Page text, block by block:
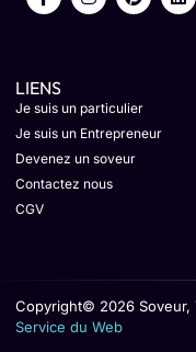
LIENS
Je suis un particulier
Je suis un Entrepreneur
Devenez un soveur
Contactez nous
CGV
Copyright© 2026 Soveur,
Service du Web